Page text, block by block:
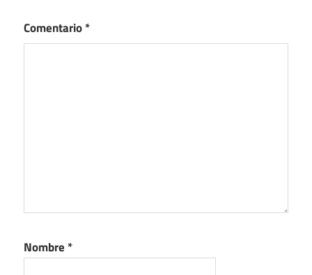
Comentario*
Nombre *